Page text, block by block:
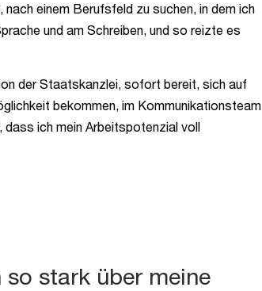
einem Berufsfeld zu suchen, in dem ich
und am Schreiben, und so reizte es
der Staatskanzlei, sofort bereit, sich auf
bekommen, im Kommunikationsteam
dass ich mein Arbeitspotenzial voll
stark über meine